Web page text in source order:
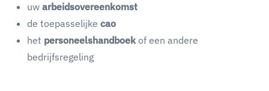
uw arbeidsovereenkomst
de toepasselijke cao
het personeelshandboekof een andere
bedrijfsregeling